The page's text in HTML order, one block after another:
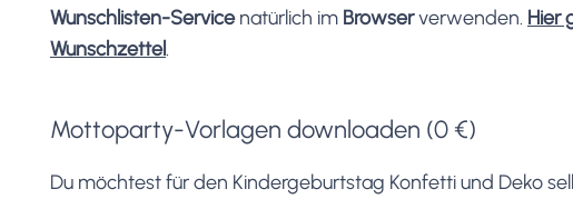
Wunschlisten-Servicenatürlich im Browserverwenden. Hier
Wunschzettel.
Mottoparty-Vorlagen downloaden (0 €)
Du möchtest für den Kindergeburtstag Konfetti und Deko